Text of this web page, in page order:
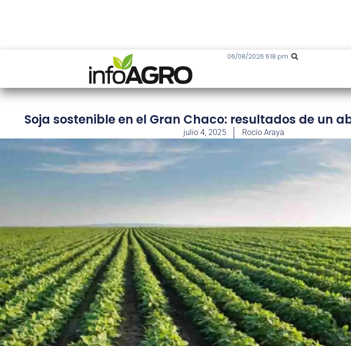
06/08/2026 6:18 pm
Soja sostenible en el Gran Chaco: resultados de un
julio 4, 2025 Rocío Araya